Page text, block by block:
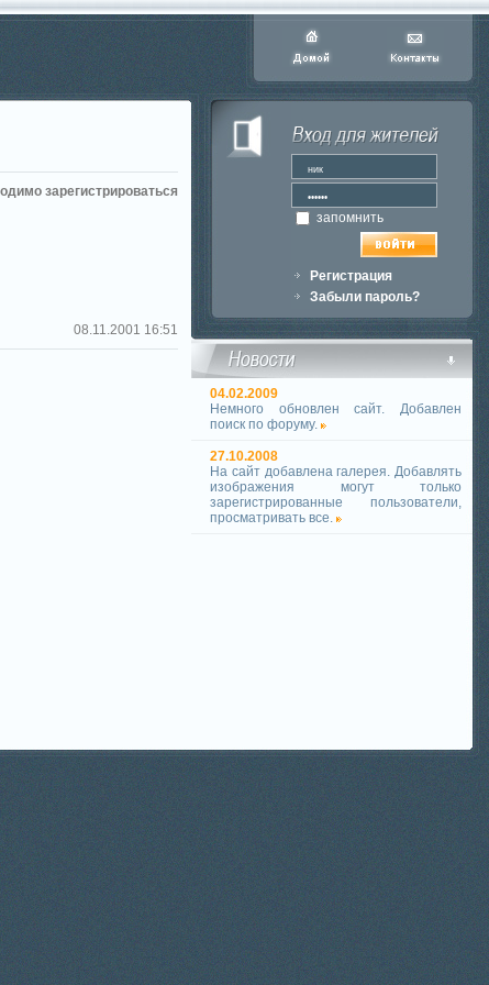
зарегистрироваться
08.11.2001 16:51
запомнить
Регистрация
Забыли пароль?
04.02.2009
Немного обновлен сайт. Добавлен
поиск по форуму.
27.10.2008
На сайт добавлена галерея. Добавлять
изображения могут только
зарегистрированные пользователи,
просматривать все.